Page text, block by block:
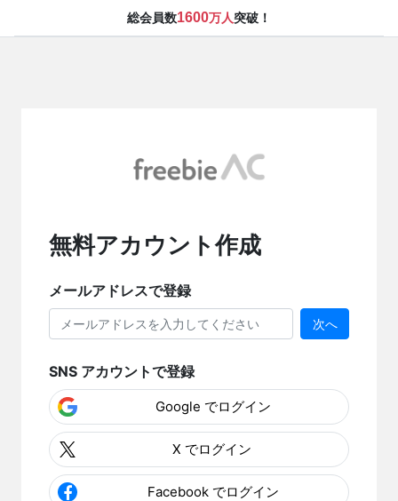
総会員数1600万人突破！
無料アカウント作成
メールアドレスで登録
次へ
SNS アカウントで登録
Google でログイン
X でログイン
Facebook でログイン